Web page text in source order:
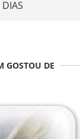
GOSTOU DE